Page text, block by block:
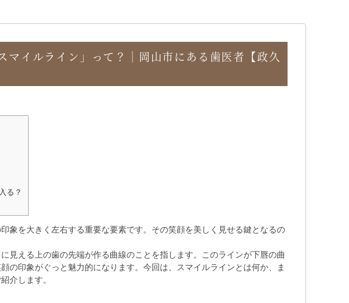
マイルライン」って？｜岡山市にある歯医者【政久
る？
象を大きく左右する重要な要素です。その笑顔を美しく見せる鍵となるの
見える上の歯の先端が作る曲線のことを指します。このラインが下唇の曲
の印象がぐっと魅力的になります。今回は、スマイルラインとは何か、ま
介します。